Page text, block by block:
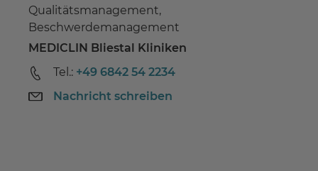
Qualitätsmanagement,
Beschwerdemanagement
MEDICLIN Bliestal Kliniken
Tel.: +49 6842 54 2234
Nachricht schreiben